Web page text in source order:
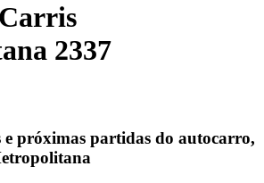
2337
e próximas partidas do autocarro,